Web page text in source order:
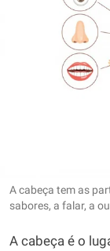
A cabeça tem as
sabores, a falar, a
A cabeça é o